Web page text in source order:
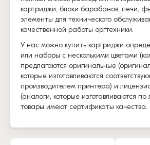
картриджи, блоки барабанов, печи,
элементы для технического
качественной работы оргтехники.
У нас можно купить картриджи
или наборы с несколькими цветами
предлагаются оригинальные
которые изготавливаются
производителем принтера) и
(аналоги, которые изготавливаются
товары имеют сертификаты качества.